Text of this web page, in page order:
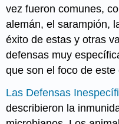
vez fueron comunes,
alemán, elsarampión,
éxito de estas y otras
defensas muy
que son el foco de este
Las Defensas
describieron la